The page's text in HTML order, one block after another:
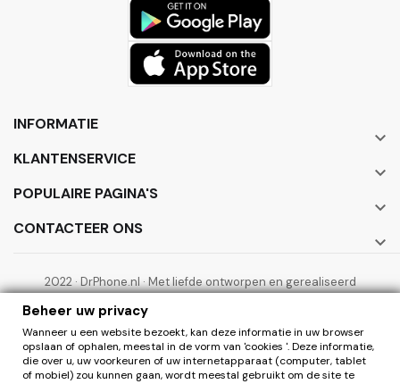
INFORMATIE

KLANTENSERVICE

POPULAIRE PAGINA'S

CONTACTEER ONS

2022 · DrPhone.nl · Met liefde ontworpen en gerealiseerd
Beheer uw privacy
Wanneer u een website bezoekt, kan deze informatie in uw browser
opslaan of ophalen, meestal in de vorm van 'cookies '. Deze informatie,
die over u, uw voorkeuren of uw internetapparaat (computer, tablet
of mobiel) zou kunnen gaan, wordt meestal gebruikt om de site te